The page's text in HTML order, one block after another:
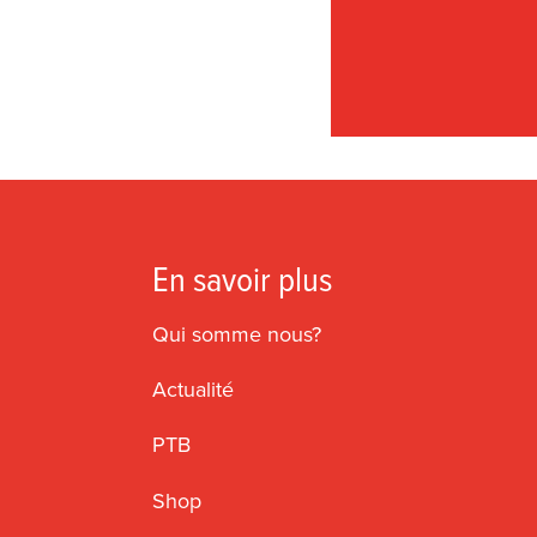
En savoir plus
Qui somme nous?
Actualité
PTB
Shop